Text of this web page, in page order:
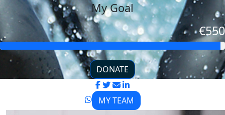
My Goal
€550
DONATE
MY TEAM